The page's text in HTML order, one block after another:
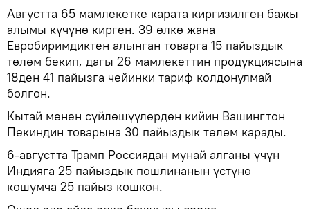
Августта 65 мамлекетке карата киргизилген бажы
алымы күчүнө кирген. 39 өлкө жана
Евробиримдиктен алынган товарга 15 пайыздык
төлөм бекип, дагы 26 мамлекеттин продукциясына
18ден 41 пайызга чейинки тариф колдонулмай
болгон.
Кытай менен сүйлөшүүлөрдөн кийин Вашингтон
Пекиндин товарына 30 пайыздык төлөм карады.
6-августта Трамп Россиядан мунай алганы үчүн
Индияга 25 пайыздык пошлинанын үстүнө
кошумча 25 пайыз кошкон.